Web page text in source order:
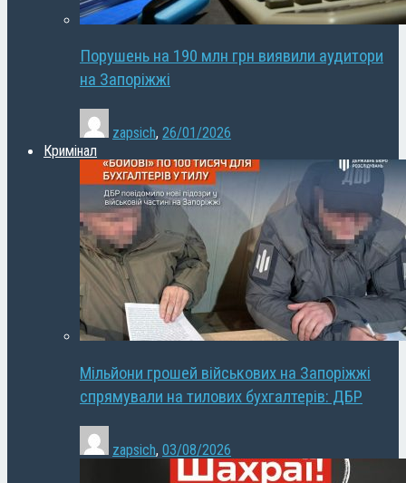
Порушень на 190 млн грн виявили аудитори
на Запоріжжі
zapsich, 26/01/2026
Кримінал
Мільйони грошей військових на Запоріжжі
спрямували на тилових бухгалтерів: ДБР
zapsich, 03/08/2026